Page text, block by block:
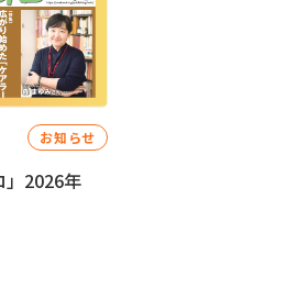
お知らせ
」2026年